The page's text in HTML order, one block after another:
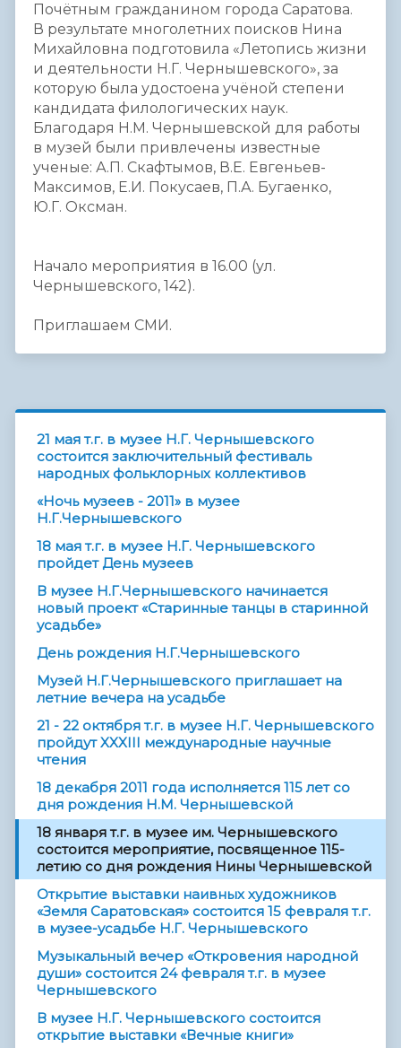
Почётным гражданином города Саратова.
В результате многолетних поисков Нина
Михайловна подготовила «Летопись жизни
и деятельности Н.Г. Чернышевского», за
которую была удостоена учёной степени
кандидата филологических наук.
Благодаря Н.М. Чернышевской для работы
в музей были привлечены известные
ученые: А.П. Скафтымов, В.Е. Евгеньев-
Максимов, Е.И. Покусаев, П.А. Бугаенко,
Ю.Г. Оксман.
Начало мероприятия в 16.00 (ул.
Чернышевского, 142).
Приглашаем СМИ.
21 мая т.г. в музее Н.Г. Чернышевского
состоится заключительный фестиваль
народных фольклорных коллективов
«Ночь музеев - 2011» в музее
Н.Г.Чернышевского
18 мая т.г. в музее Н.Г. Чернышевского
пройдет День музеев
В музее Н.Г.Чернышевского начинается
новый проект «Старинные танцы в старинной
усадьбе»
День рождения Н.Г.Чернышевского
Музей Н.Г.Чернышевского приглашает на
летние вечера на усадьбе
21 - 22 октября т.г. в музее Н.Г. Чернышевского
пройдут XXXIII международные научные
чтения
18 декабря 2011 года исполняется 115 лет со
дня рождения Н.М. Чернышевской
18 января т.г. в музее им. Чернышевского
состоится мероприятие, посвященное 115-
летию со дня рождения Нины Чернышевской
Открытие выставки наивных художников
«Земля Саратовская» состоится 15 февраля т.г.
в музее-усадьбе Н.Г. Чернышевского
Музыкальный вечер «Откровения народной
души» состоится 24 февраля т.г. в музее
Чернышевского
В музее Н.Г. Чернышевского состоится
открытие выставки «Вечные книги»